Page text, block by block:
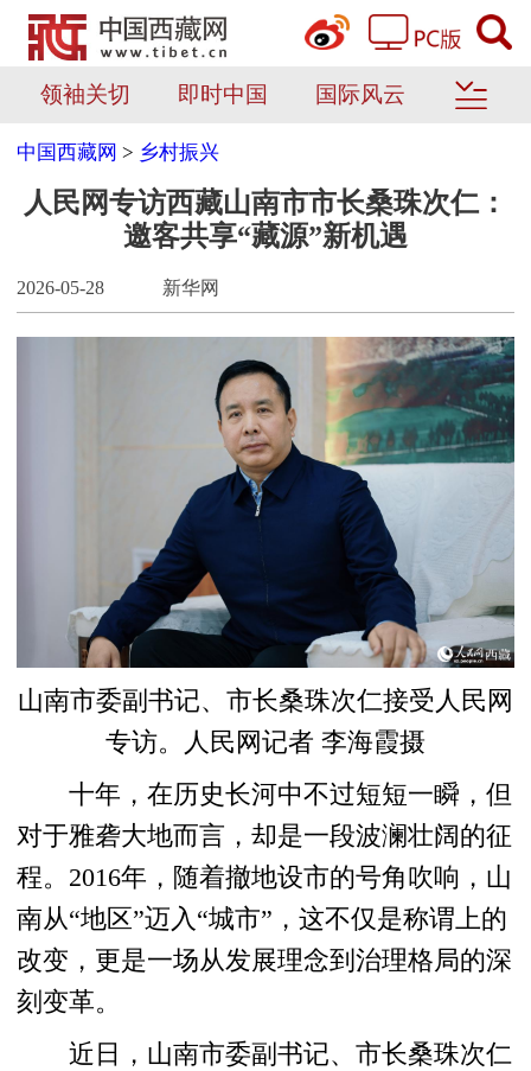
领袖关切 即时中国 国际风云
中国西藏网 > 乡村振兴
人民网专访西藏山南市市长桑珠次仁：
邀客共享“藏源”新机遇
2026-05-28 新华网
山南市委副书记、市长桑珠次仁接受人民网
专访。人民网记者 李海霞摄
十年，在历史长河中不过短短一瞬，但
对于雅砻大地而言，却是一段波澜壮阔的征
程。2016年，随着撤地设市的号角吹响，山
南从“地区”迈入“城市”，这不仅是称谓上的
改变，更是一场从发展理念到治理格局的深
刻变革。
近日，山南市委副书记、市长桑珠次仁